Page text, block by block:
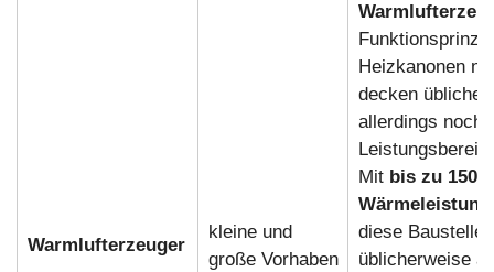
Warmlufterzeuger
kleine und
große Vorhaben
Heizkanonen
decken
allerdings noch
Mit bis zu 150
Wärmeleistung
diese
üblicherweise